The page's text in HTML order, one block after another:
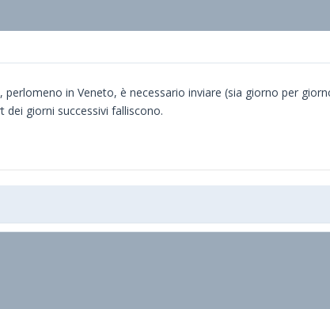
perlomeno in Veneto, è necessario inviare (sia giorno per
giorni successivi falliscono.